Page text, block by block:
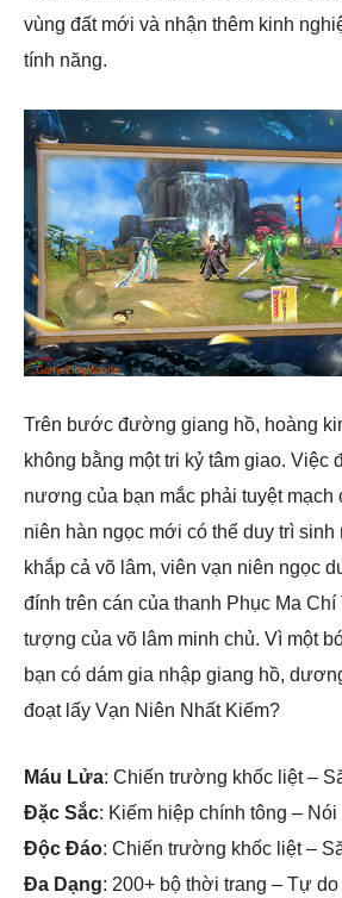
vùng đất mới và nhận thêm kinh
tính năng.
Trên bước đường giang hồ, hoàng
không bằng một tri kỷ tâm giao. Việc
nương của bạn mắc phải tuyệt mạch
niên hàn ngọc mới có thể duy trì sinh
khắp cả võ lâm, viên vạn niên ngọc
đính trên cán của thanh Phục Ma
tượng của võ lâm minh chủ. Vì một
bạn có dám gia nhập giang hồ,
đoạt lấy Vạn Niên Nhất Kiếm?
Máu Lửa: Chiến trường khốc liệt –
Đặc Sắc: Kiếm hiệp chính tông –
Độc Đáo: Chiến trường khốc liệt –
Đa Dạng: 200+ bộ thời trang – Tự